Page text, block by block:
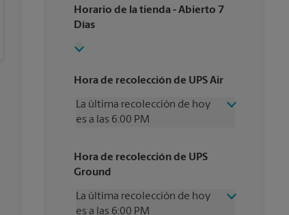
Horario de la tienda - Abierto 7
Días
Hora de recolección de UPS Air
La última recolección de hoy
es a las 6:00 PM
Jueves
6:00 PM
Viernes
Sábado
2:00 PM
Domingo
Sin Recolección
Hora de recolección de UPS
Ground
La última recolección de hoy
es a las 6:00 PM